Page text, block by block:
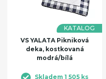
KATALOG
VS YALATA Pikniková
deka, kostkovaná
modrá/bílá
Skladem 1 505 ks